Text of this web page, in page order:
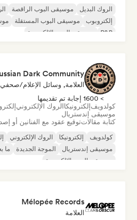
الروك البديل موسيقى البوب الراقصة
إلكتروبوب
موسيقى البوب المستقلة
R&B
موسيقى البوب الإلكترونية
Dark Community
العلامة, وسائل الإعلام/صحفي
> 1600 إجابة تم تقديمها
كولدويفإلكترونيكاالروك الإلكتروني
موسيقى إندستريال
كتابة مقالاتتوقيع عقود مع الفنانين أو
كولدويف إلكترونيكا الروك الإلكتروني
موسيقى إندستريال
الموجة الجديدة
ما
موسيقى البوب الإلكترونية
Mélopée Records
العلامة